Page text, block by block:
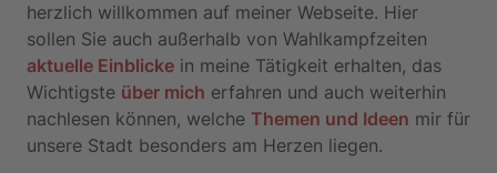
herzlich willkommen auf meiner Webseite. Hier
sollen Sie auch außerhalb von Wahlkampfzeiten
aktuelle Einblicke in meine Tätigkeit erhalten, das
Wichtigste über mich erfahren und auch weiterhin
nachlesen können, welche Themen und Ideen mir für
unsere Stadt besonders am Herzen liegen.